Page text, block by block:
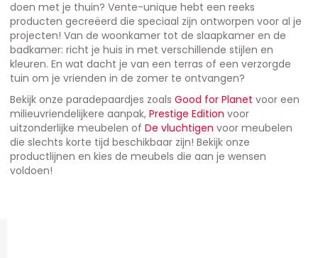
doen met je thuin? Vente-unique hebt een reeks
producten gecreëerd die speciaal zijn ontworpen voor al je
projecten! Van de woonkamer tot de slaapkamer en de
badkamer: richt je huis in met verschillende stijlen en
kleuren. En wat dacht je van een terras of een verzorgde
tuin om je vrienden in de zomer te ontvangen?
Bekijk onze paradepaardjes zoals Good for Planet voor een
milieuvriendelijkere aanpak, Prestige Edition voor
uitzonderlijke meubelen of De vluchtigen voor meubelen
die slechts korte tijd beschikbaar zijn! Bekijk onze
productlijnen en kies de meubels die aan je wensen
voldoen!